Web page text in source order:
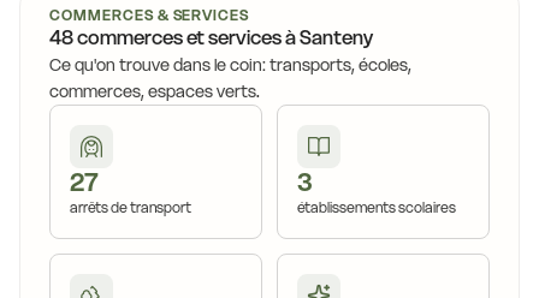
COMMERCES & SERVICES
48 commerces et services à Santeny
Ce qu'on trouve dans le coin: transports, écoles,
commerces, espaces verts.
27
arrêts de transport
3
établissements scolaires